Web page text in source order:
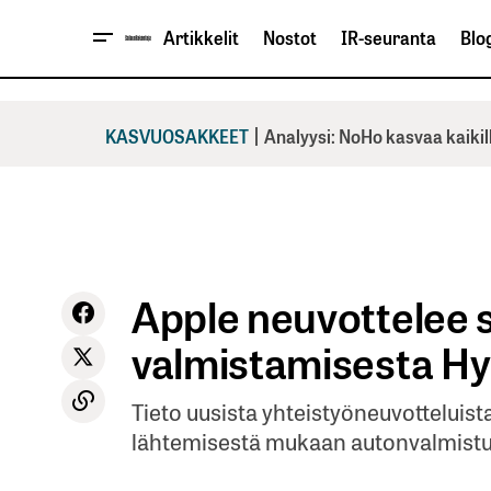
Artikkelit Nostot IR-seuranta
KASVUOSAKKEET | Analyysi: NoHo kasvaa
Apple neuvottelee
valmistamisesta
Tieto uusista
lähtemisestä mukaan